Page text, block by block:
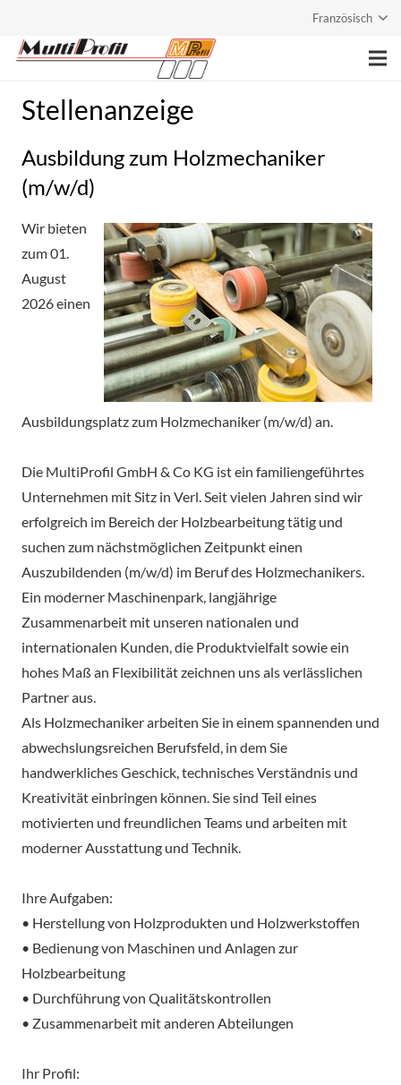
Französisch
Page principale
Prestations
Produits
Stellenanzeige
Ausbildung zum Holzmechaniker
(m/w/d)
Wir bieten
zum 01.
August
2026 einen
Ausbildungsplatz zum Holzmechaniker (m/w/d) an.
Die MultiProfil GmbH & Co KG ist ein familiengeführtes
Unternehmen mit Sitz in Verl. Seit vielen Jahren sind wir
erfolgreich im Bereich der Holzbearbeitung tätig und
suchen zum nächstmöglichen Zeitpunkt einen
Auszubildenden (m/w/d) im Beruf des Holzmechanikers.
Ein moderner Maschinenpark, langjährige
Zusammenarbeit mit unseren nationalen und
internationalen Kunden, die Produktvielfalt sowie ein
hohes Maß an Flexibilität zeichnen uns als verlässlichen
Partner aus.
Als Holzmechaniker arbeiten Sie in einem spannenden und
abwechslungsreichen Berufsfeld, in dem Sie
handwerkliches Geschick, technisches Verständnis und
Kreativität einbringen können. Sie sind Teil eines
motivierten und freundlichen Teams und arbeiten mit
moderner Ausstattung und Technik.
Ihre Aufgaben:
• Herstellung von Holzprodukten und Holzwerkstoffen
• Bedienung von Maschinen und Anlagen zur
Holzbearbeitung
• Durchführung von Qualitätskontrollen
• Zusammenarbeit mit anderen Abteilungen
Ihr Profil: